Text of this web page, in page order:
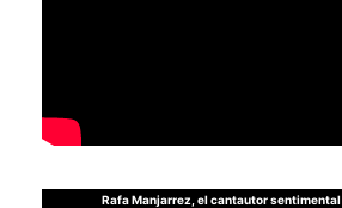
Rafa Manjarrez, el cantautor sentimental